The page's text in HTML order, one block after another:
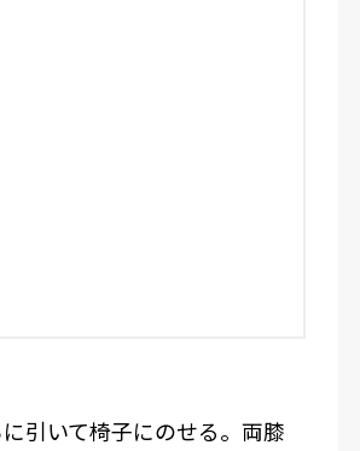
引いて椅子にのせる。両膝